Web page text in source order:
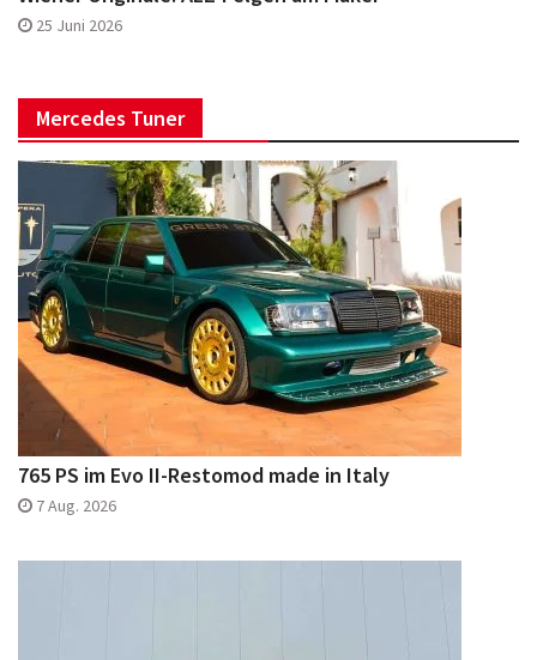
25 Juni 2026
Mercedes Tuner
765 PS im Evo II-Restomod made in Italy
7 Aug. 2026